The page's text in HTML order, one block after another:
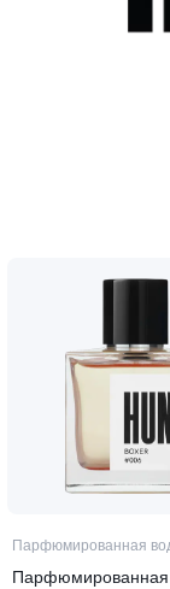
Парфюмированная